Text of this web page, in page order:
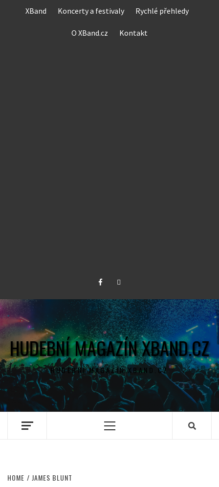
XBand Koncerty a festivaly Rychlé přehledy
O XBand.cz Kontakt
FacebookTwitter
HUDEBNÍ MAGAZÍN XBAND.CZ
HUDEBNÍ MAGAZÍN XBAND.CZ
Primary
HOME JAMES BLUNT